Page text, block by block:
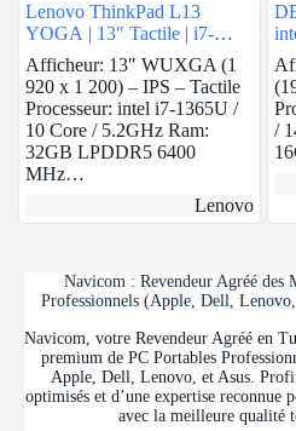
Lenovo ThinkPad L13
YOGA | 13″ Tactile | i7-
1365U vPro | 32 GB Ram |
intel Iris Xe | 1 TB SSD
Afficheur: 13″ WUXGA (1
920 x 1 200) – IPS – Tactile
Processeur: intel i7-1365U /
10 Core / 5.2GHz Ram:
32GB LPDDR5 6400
MHz…
Lenovo
/
Navicom : Revendeur Agréé des
Professionnels (Apple, Dell,
Navicom, votre Revendeur Agréé en
premium de PC Portables
Apple, Dell, Lenovo, et Asus.
optimisés et d’une expertise reconnue
avec la meilleure qualité